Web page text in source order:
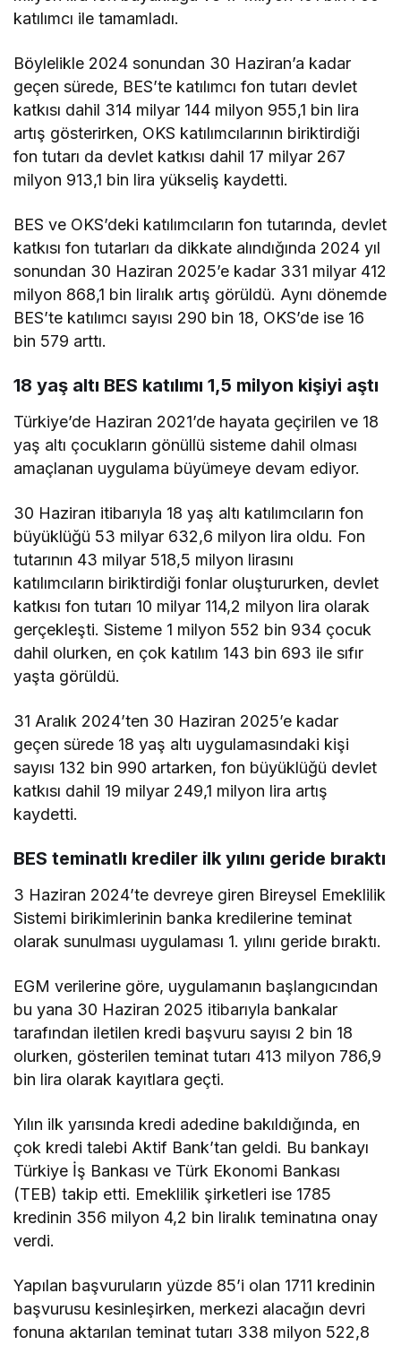
katılımcı ile tamamladı.
Böylelikle 2024 sonundan 30 Haziran’a kadar
geçen sürede, BES’te katılımcı fon tutarı devlet
katkısı dahil 314 milyar 144 milyon 955,1 bin lira
artış gösterirken, OKS katılımcılarının biriktirdiği
fon tutarı da devlet katkısı dahil 17 milyar 267
milyon 913,1 bin lira yükseliş kaydetti.
BES ve OKS’deki katılımcıların fon tutarında, devlet
katkısı fon tutarları da dikkate alındığında 2024 yıl
sonundan 30 Haziran 2025’e kadar 331 milyar 412
milyon 868,1 bin liralık artış görüldü. Aynı dönemde
BES’te katılımcı sayısı 290 bin 18, OKS’de ise 16
bin 579 arttı.
18 yaş altı BES katılımı 1,5 milyon kişiyi aştı
Türkiye’de Haziran 2021’de hayata geçirilen ve 18
yaş altı çocukların gönüllü sisteme dahil olması
amaçlanan uygulama büyümeye devam ediyor.
30 Haziran itibarıyla 18 yaş altı katılımcıların fon
büyüklüğü 53 milyar 632,6 milyon lira oldu. Fon
tutarının 43 milyar 518,5 milyon lirasını
katılımcıların biriktirdiği fonlar oluştururken, devlet
katkısı fon tutarı 10 milyar 114,2 milyon lira olarak
gerçekleşti. Sisteme 1 milyon 552 bin 934 çocuk
dahil olurken, en çok katılım 143 bin 693 ile sıfır
yaşta görüldü.
31 Aralık 2024’ten 30 Haziran 2025’e kadar
geçen sürede 18 yaş altı uygulamasındaki kişi
sayısı 132 bin 990 artarken, fon büyüklüğü devlet
katkısı dahil 19 milyar 249,1 milyon lira artış
kaydetti.
BES teminatlı krediler ilk yılını geride bıraktı
3 Haziran 2024’te devreye giren Bireysel Emeklilik
Sistemi birikimlerinin banka kredilerine teminat
olarak sunulması uygulaması 1. yılını geride bıraktı.
EGM verilerine göre, uygulamanın başlangıcından
bu yana 30 Haziran 2025 itibarıyla bankalar
tarafından iletilen kredi başvuru sayısı 2 bin 18
olurken, gösterilen teminat tutarı 413 milyon 786,9
bin lira olarak kayıtlara geçti.
Yılın ilk yarısında kredi adedine bakıldığında, en
çok kredi talebi Aktif Bank’tan geldi. Bu bankayı
Türkiye İş Bankası ve Türk Ekonomi Bankası
(TEB) takip etti. Emeklilik şirketleri ise 1785
kredinin 356 milyon 4,2 bin liralık teminatına onay
verdi.
Yapılan başvuruların yüzde 85’i olan 1711 kredinin
başvurusu kesinleşirken, merkezi alacağın devri
fonuna aktarılan teminat tutarı 338 milyon 522,8